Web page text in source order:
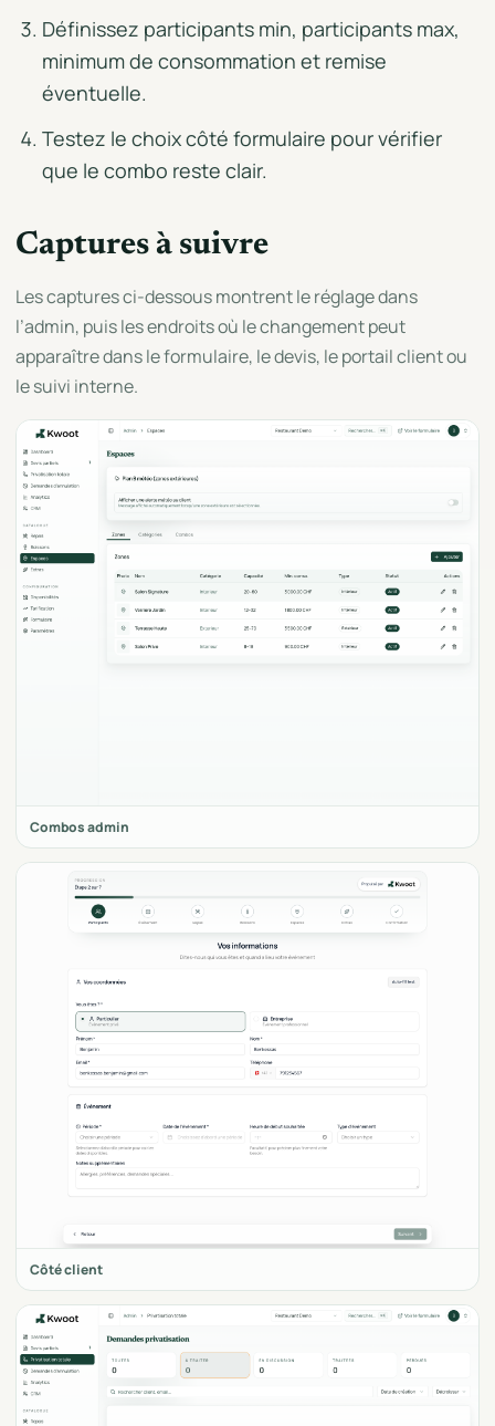
Définissez participants min, participants max,
minimum de consommation et remise
éventuelle.
Testez le choix côté formulaire pour vérifier
que le combo reste clair.
Captures à suivre
Les captures ci-dessous montrent le réglage dans
l’admin, puis les endroits où le changement peut
apparaître dans le formulaire, le devis, le portail client ou
le suivi interne.
Combos admin
Côté client